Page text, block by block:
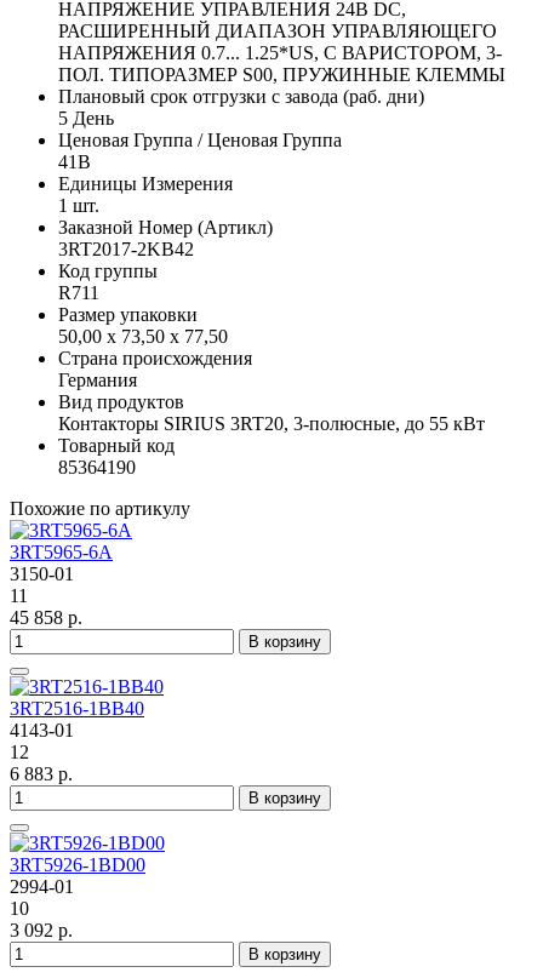
НАПРЯЖЕНИЕ УПРАВЛЕНИЯ 24В DC,
РАСШИРЕННЫЙ ДИАПАЗОН УПРАВЛЯЮЩЕГО
НАПРЯЖЕНИЯ 0.7... 1.25*US, С ВАРИСТОРОМ, 3-
ПОЛ. ТИПОРАЗМЕР S00, ПРУЖИННЫЕ КЛЕММЫ
Плановый срок отгрузки с завода (раб. дни)
5 День
Ценовая Группа / Ценовая Группа
41B
Единицы Измерения
1 шт.
Заказной Номер (Артикл)
3RT2017-2KB42
Код группы
R711
Размер упаковки
50,00 x 73,50 x 77,50
Страна происхождения
Германия
Вид продуктов
Контакторы SIRIUS 3RT20, 3-полюсные, до 55 кВт
Товарный код
85364190
Похожие по артикулу
3RT5965-6A
3150-01
11
45 858 р.
В корзину
3RT2516-1BB40
4143-01
12
6 883 р.
В корзину
3RT5926-1BD00
2994-01
10
3 092 р.
В корзину